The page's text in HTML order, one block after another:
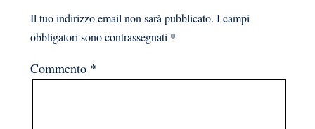
Il tuo indirizzo email non sarà pubblicato. I campi
obbligatori sono contrassegnati *
Commento *